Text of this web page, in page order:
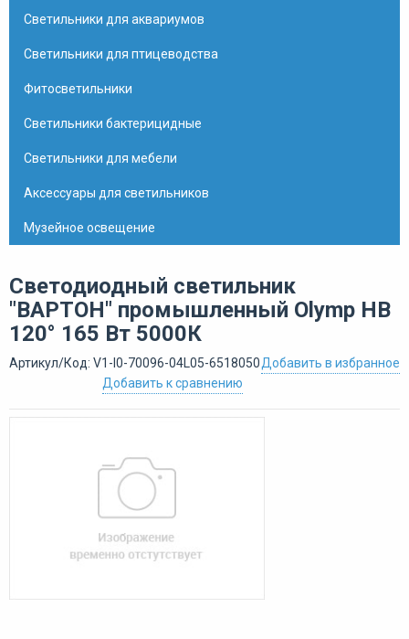
Светильники для аквариумов
Светильники для птицеводства
Фитосветильники
Светильники бактерицидные
Светильники для мебели
Аксессуары для светильников
Музейное освещение
Светодиодный светильник
"ВАРТОН" промышленный Olymp HB
120° 165 Вт 5000К
Артикул/Код: V1-I0-70096-04L05-6518050Добавить в избранное
Добавить к сравнению